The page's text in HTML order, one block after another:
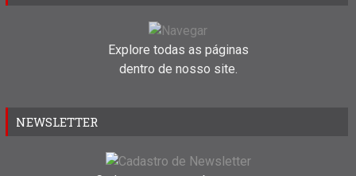
Explore todas as páginas
dentro de nosso site.
NEWSLETTER